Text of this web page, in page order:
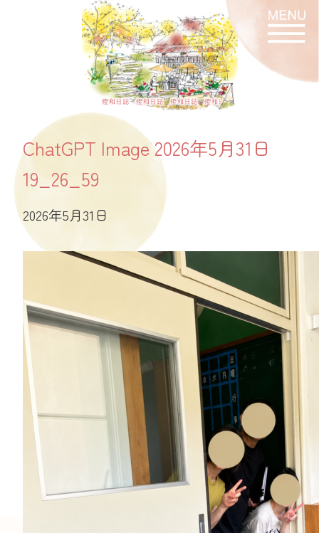
燈和日誌
ChatGPT Image 2026年5月31日
19_26_59
2026年5月31日